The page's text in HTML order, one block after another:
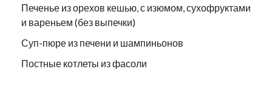
Печенье из орехов кешью, с изюмом, сухофруктами
и вареньем (без выпечки)
Суп-пюре из печени и шампиньонов
Постные котлеты из фасоли